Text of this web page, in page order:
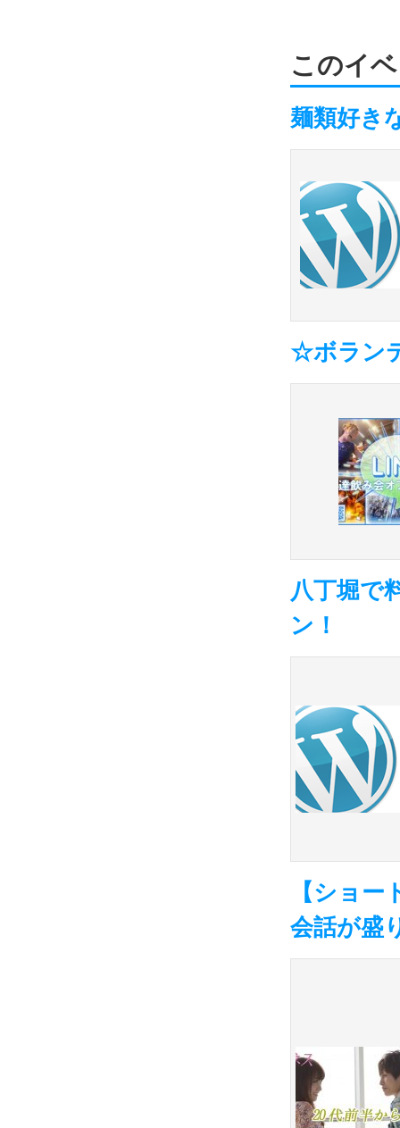
このイ
麺類好き
☆ボラン
八丁堀で
ン！
【ショ
会話が盛